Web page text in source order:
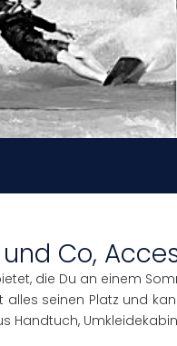
Co,
die Du an einem
seinen Platz und